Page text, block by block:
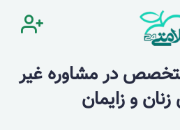
در مشاوره غیر
و زایمان